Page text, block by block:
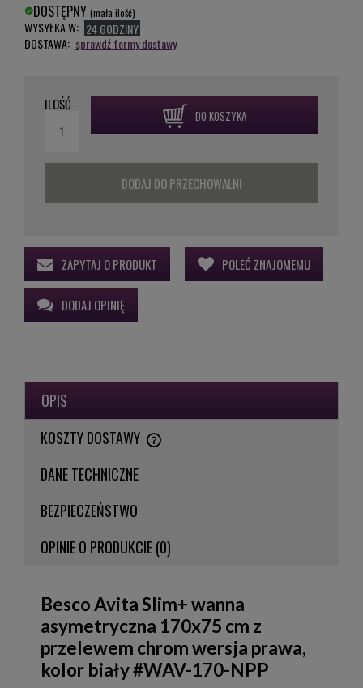
DOSTĘPNY (mała ilość)
WYSYŁKA W: 24 GODZINY
DOSTAWA: sprawdź formy dostawy
ILOŚĆ
DO KOSZYKA
DODAJ DO PRZECHOWALNI
ZAPYTAJ O PRODUKT POLEĆ ZNAJOMEMU
DODAJ OPINIĘ
OPIS
KOSZTY DOSTAWY
CENA NIE ZAWIERA EWENTUALNYCH KOSZTÓW PŁATNOŚCI
DANE TECHNICZNE
BEZPIECZEŃSTWO
OPINIE O PRODUKCIE (0)
Besco Avita Slim+ wanna
asymetryczna 170x75 cm z
przelewem chrom wersja prawa,
kolor biały #WAV-170-NPP